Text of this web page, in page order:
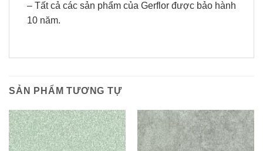
– Tất cả các sản phẩm của Gerflor được bảo hành
10 năm.
SẢN PHẨM TƯƠNG TỰ